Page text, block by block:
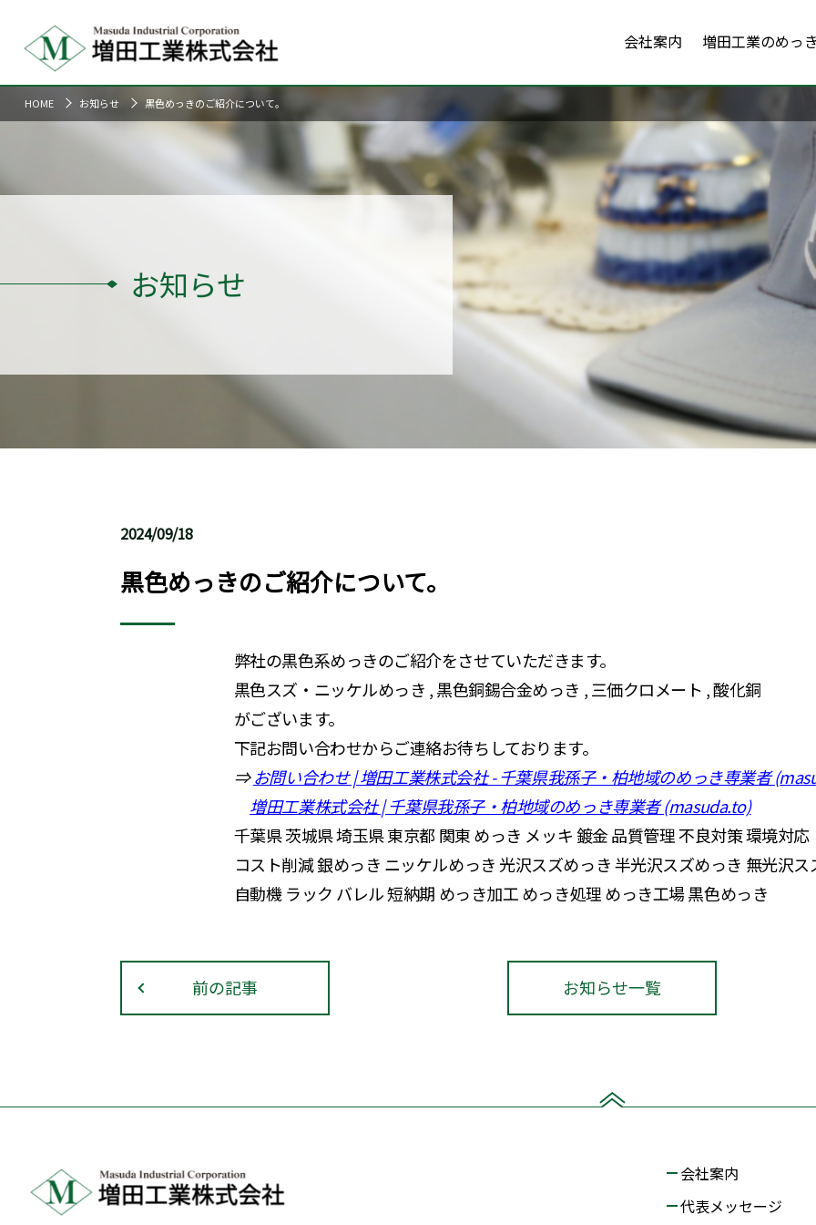
会社案内 増田工業のめっ
HOME お知らせ 黒色めっきのご紹介について。
お知らせ
2024/09/18
黒色めっきのご紹介について。
弊社の黒色系めっきのご紹介をさせていただきます。
黒色スズ・ニッケルめっき , 黒色銅錫合金めっき , 三価クロメート , 酸化銅
がございます。
下記お問い合わせからご連絡お待ちしております。
⇒お問い合わせ| 増田工業株式会社 - 千葉県我孫子・柏地域のめっき専業者
増田工業株式会社| 千葉県我孫子・柏地域のめっき専業者 (masuda.to)
千葉県 茨城県 埼玉県 東京都 関東 めっき メッキ 鍍金 品質管理 不良対策 環境対応
コスト削減 銀めっき ニッケルめっき 光沢スズめっき 半光沢スズめっき 無光沢ス
自動機 ラック バレル 短納期 めっき加工 めっき処理 めっき工場 黒色めっき
前の記事 お知らせ一覧
会社案内
代表メッセージ